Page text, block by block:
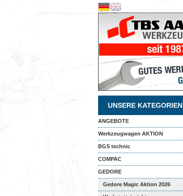
UNSERE KATEGORIEN
ANGEBOTE
Werkzeugwagen AKTION
BGS technic
COMPAC
GEDORE
Gedore Magic Aktion 2026